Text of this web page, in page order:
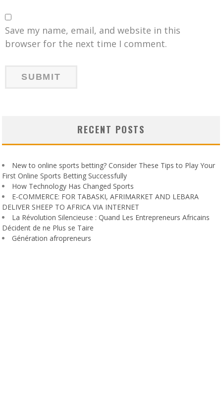
Save my name, email, and website in this
browser for the next time I comment.
RECENT POSTS
New to online sports betting? Consider These Tips to Play Your
First Online Sports Betting Successfully
How Technology Has Changed Sports
E-COMMERCE: FOR TABASKI, AFRIMARKET AND LEBARA
DELIVER SHEEP TO AFRICA VIA INTERNET
La Révolution Silencieuse : Quand Les Entrepreneurs Africains
Décident de ne Plus se Taire
Génération afropreneurs